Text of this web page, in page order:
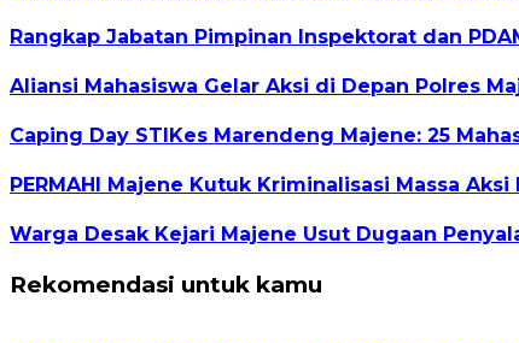
Rangkap Jabatan Pimpinan Inspektorat dan
Aliansi Mahasiswa Gelar Aksi di Depan Polres
Caping Day STIKes Marendeng Majene: 25
PERMAHI Majene Kutuk Kriminalisasi Massa
Warga Desak Kejari Majene Usut Dugaan
Rekomendasi untuk kamu